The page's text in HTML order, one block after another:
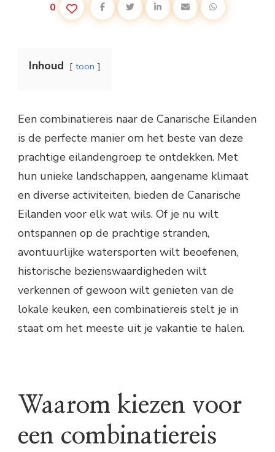
0
Inhoud toon
Een combinatiereis naar de Canarische Eilanden
is de perfecte manier om het beste van deze
prachtige eilandengroep te ontdekken. Met
hun unieke landschappen, aangename klimaat
en diverse activiteiten, bieden de Canarische
Eilanden voor elk wat wils. Of je nu wilt
ontspannen op de prachtige stranden,
avontuurlijke watersporten wilt beoefenen,
historische bezienswaardigheden wilt
verkennen of gewoon wilt genieten van de
lokale keuken, een combinatiereis stelt je in
staat om het meeste uit je vakantie te halen.
Waarom kiezen voor
een combinatiereis